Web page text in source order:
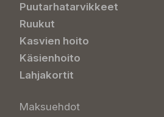
Puutarhatarvikkeet
Ruukut
Kasvien hoito
Käsienhoito
Lahjakortit
Maksuehdot